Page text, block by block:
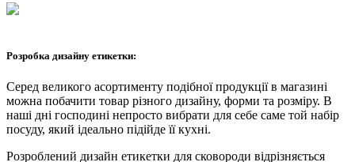
Розробка дизайну етикетки:
Серед великого асортименту подібної продукції в магазині
можна побачити товар різного дизайну, форми та розміру. В
наші дні господині непросто вибрати для себе саме той набір
посуду, який ідеально підійде її кухні.
Розроблений дизайн етикетки для сковороди відрізняється